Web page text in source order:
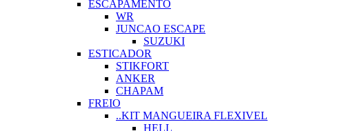
ESCAPAMENTO
WR
JUNCAO ESCAPE
SUZUKI
ESTICADOR
STIKFORT
ANKER
CHAPAM
FREIO
..KIT MANGUEIRA FLEXIVEL
HELL